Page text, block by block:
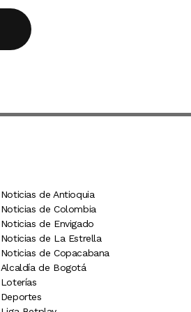
Noticias de Antioquia
Noticias de Colombia
Noticias de Envigado
Noticias de La Estrella
Noticias de Copacabana
Alcaldía de Bogotá
Loterías
Deportes